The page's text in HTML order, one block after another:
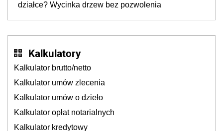
działce? Wycinka drzew bez pozwolenia
Kalkulatory
Kalkulator brutto/netto
Kalkulator umów zlecenia
Kalkulator umów o dzieło
Kalkulator opłat notarialnych
Kalkulator kredytowy